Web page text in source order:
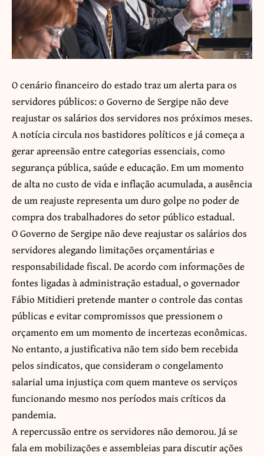
O cenário financeiro do estado traz um alerta para os
servidores públicos: o Governo de Sergipe não deve
reajustar os salários dos servidores nos próximos meses.
A notícia circula nos bastidores políticos e já começa a
gerar apreensão entre categorias essenciais, como
segurança pública, saúde e educação. Em um momento
de alta no custo de vida e inflação acumulada, a ausência
de um reajuste representa um duro golpe no poder de
compra dos trabalhadores do setor público estadual.
O Governo de Sergipe não deve reajustar os salários dos
servidores alegando limitações orçamentárias e
responsabilidade fiscal. De acordo com informações de
fontes ligadas à administração estadual, o governador
Fábio Mitidieri pretende manter o controle das contas
públicas e evitar compromissos que pressionem o
orçamento em um momento de incertezas econômicas.
No entanto, a justificativa não tem sido bem recebida
pelos sindicatos, que consideram o congelamento
salarial uma injustiça com quem manteve os serviços
funcionando mesmo nos períodos mais críticos da
pandemia.
A repercussão entre os servidores não demorou. Já se
fala em mobilizações e assembleias para discutir ações